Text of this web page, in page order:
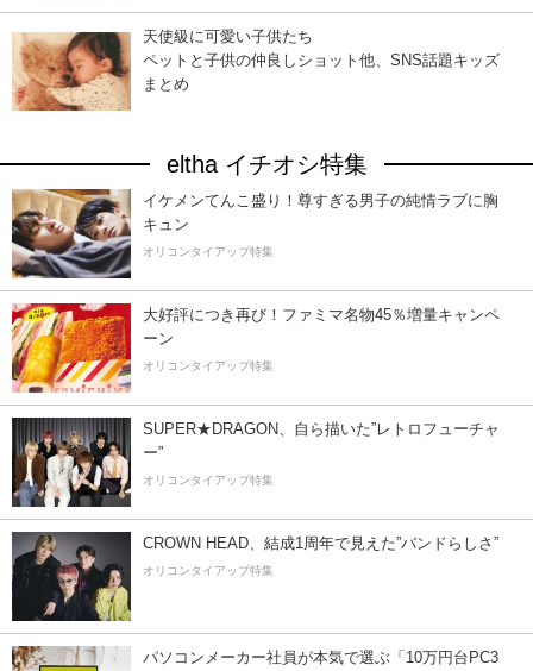
天使級に可愛い子供たち
ペットと子供の仲良しショット他、SNS話題キッズ
まとめ
eltha イチオシ特集
イケメンてんこ盛り！尊すぎる男子の純情ラブに胸
キュン
オリコンタイアップ特集
大好評につき再び！ファミマ名物45％増量キャンペ
ーン
オリコンタイアップ特集
SUPER★DRAGON、自ら描いた”レトロフューチャ
ー”
オリコンタイアップ特集
CROWN HEAD、結成1周年で見えた”バンドらしさ”
オリコンタイアップ特集
パソコンメーカー社員が本気で選ぶ「10万円台PC3